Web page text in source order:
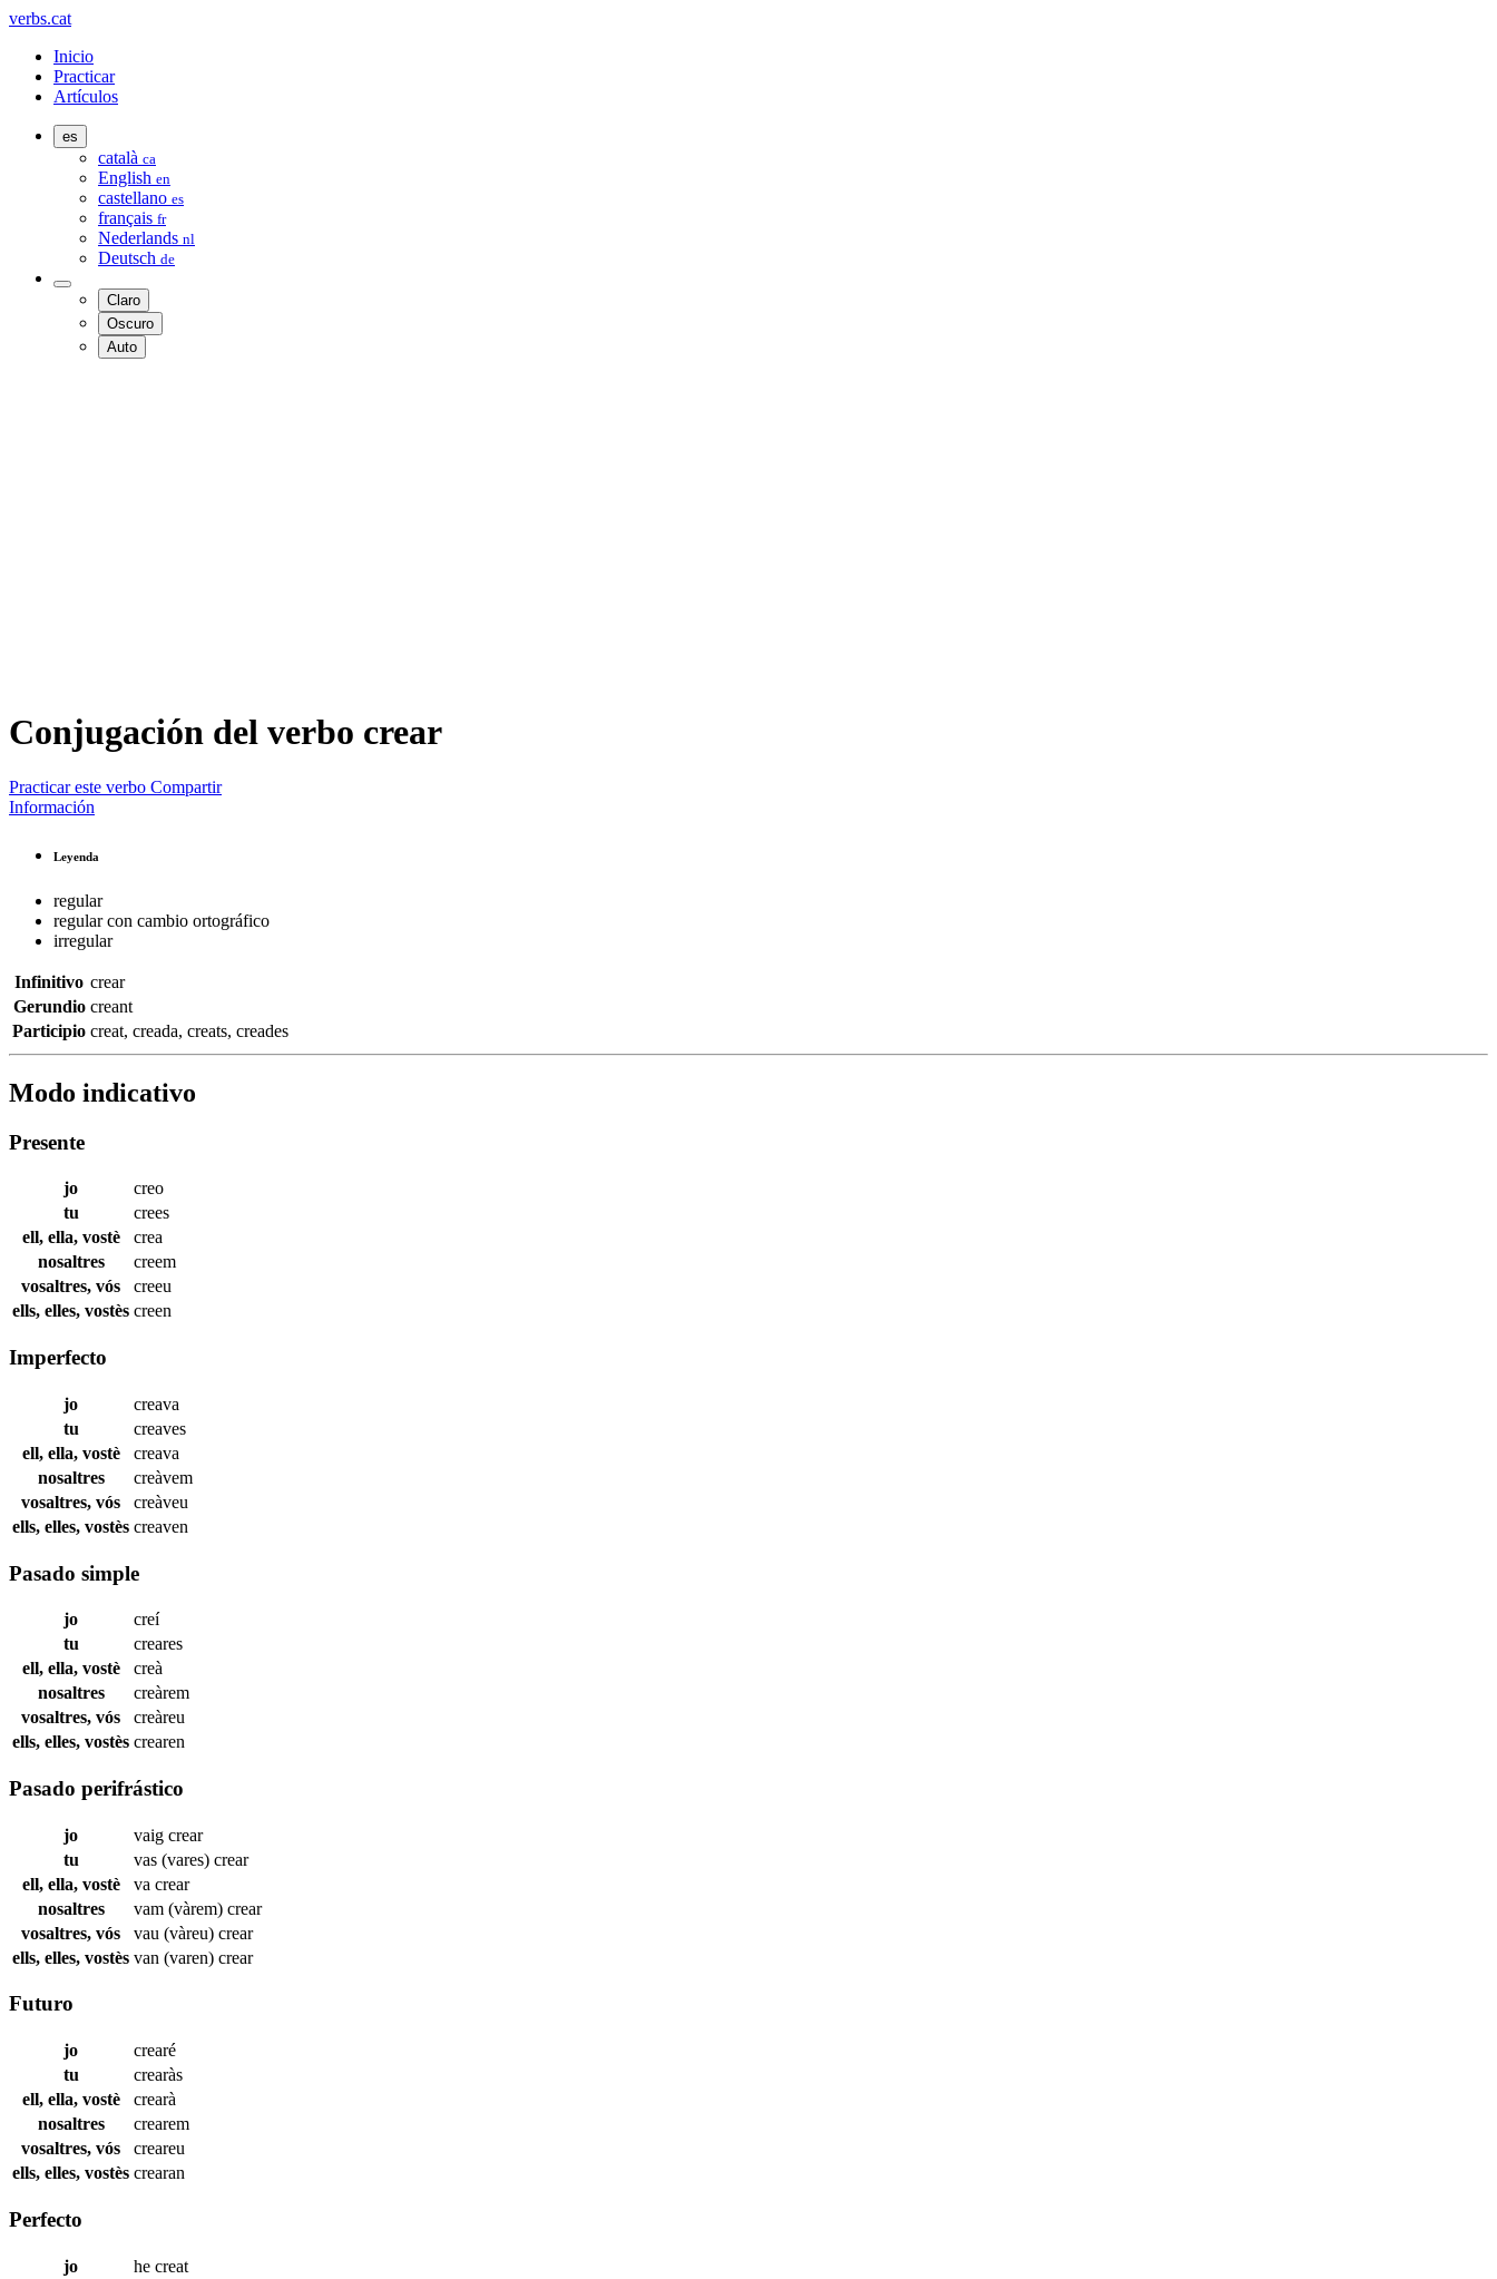
verbs.cat
Inicio
Practicar
Artículos
es
català ca
English en
castellano es
français fr
Nederlands nl
Deutsch de
Claro
Oscuro
Auto
Conjugación del verbo crear
Practicar este verbo Compartir
Información
Leyenda
regular
regular con cambio ortográfico
irregular
Infinitivo crear
Gerundio creant
Participio creat, creada, creats, creades
Modo indicativo
Presente
jo
creo
tu
crees
ell, ella, vostè
crea
nosaltres
creem
vosaltres, vós
creeu
ells, elles, vostès creen
Imperfecto
jo
creava
tu
creaves
ell, ella, vostè
creava
nosaltres
creàvem
vosaltres, vós
creàveu
ells, elles, vostès creaven
Pasado simple
jo
creí
tu
creares
ell, ella, vostè
creà
nosaltres
creàrem
vosaltres, vós
creàreu
ells, elles, vostès crearen
Pasado perifrástico
jo vaig crear
tu
vas (vares) crear
ell, ella, vostè
va crear
nosaltres
vam (vàrem) crear
vosaltres, vós
vau (vàreu) crear
ells, elles, vostès van (varen) crear
Futuro
jo
crearé
tu
crearàs
ell, ella, vostè
crearà
nosaltres
crearem
vosaltres, vós
creareu
ells, elles, vostès crearan
Perfecto
jo he creat